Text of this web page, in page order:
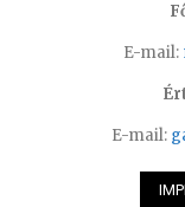
E-mail:
E-mail: